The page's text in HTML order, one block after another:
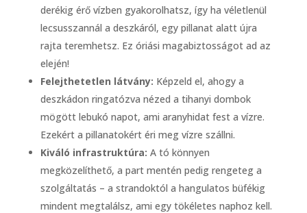
derékig érő vízben gyakorolhatsz, így ha véletlenül
lecsusszannál a deszkáról, egy pillanat alatt újra
rajta teremhetsz. Ez óriási magabiztosságot ad az
elején!
Felejthetetlen látvány: Képzeld el, ahogy a
deszkádon ringatózva nézed a tihanyi dombok
mögött lebukó napot, ami aranyhidat fest a vízre.
Ezekért a pillanatokért éri meg vízre szállni.
Kiváló infrastruktúra: A tó könnyen
megközelíthető, a part mentén pedig rengeteg a
szolgáltatás – a strandoktól a hangulatos büfékig
mindent megtalálsz, ami egy tökéletes naphoz kell.